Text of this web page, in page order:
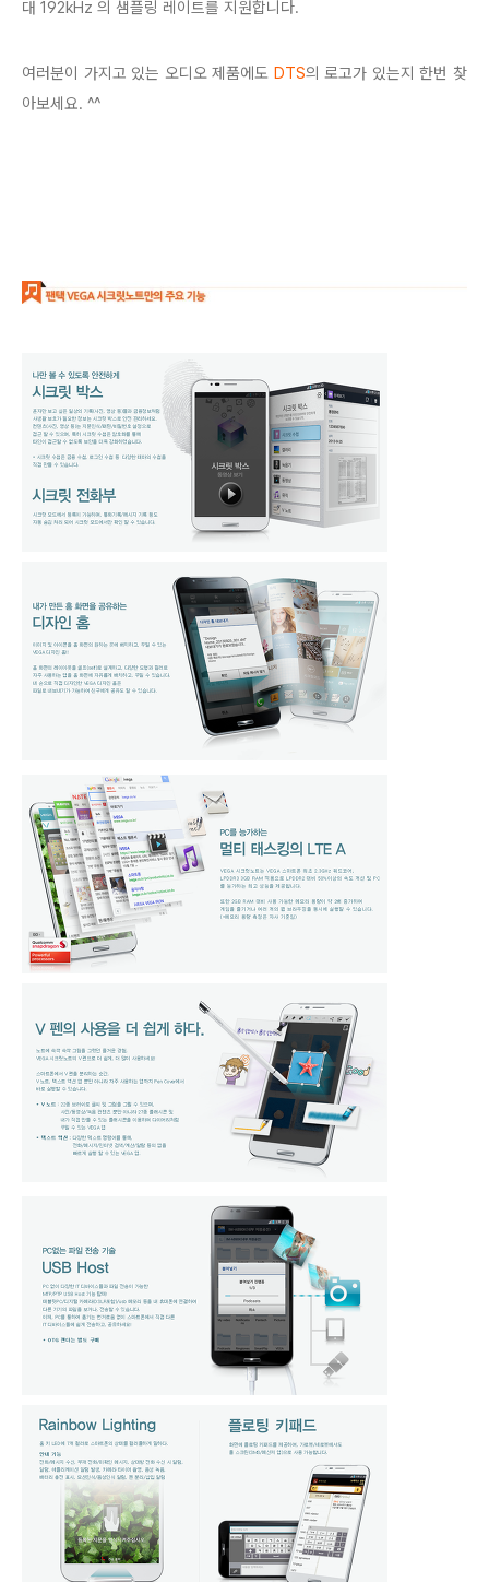
대 192kHz 의 샘플링 레이트를 지원합니다.
여러분이 가지고 있는 오디오 제품에도 DTS의 로고가 있는지 한번 찾
아보세요. ^^